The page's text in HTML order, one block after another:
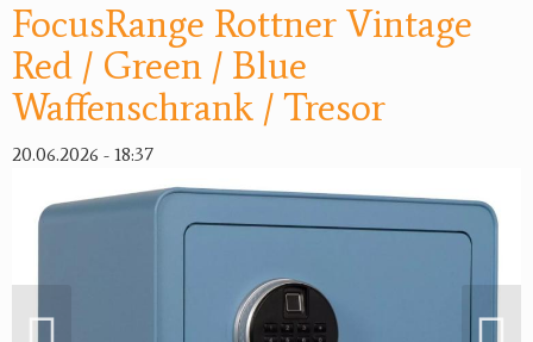
FocusRange Rottner Vintage
Red / Green / Blue
Waffenschrank / Tresor
20.06.2026 - 18:37